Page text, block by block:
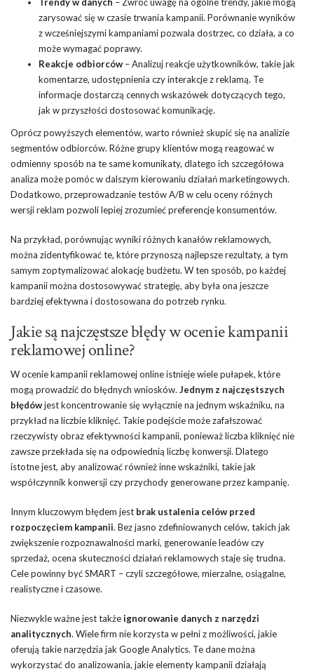
zarysować się w czasie trwania kampanii. Porównanie wyników
z wcześniejszymi kampaniami pozwala dostrzec, co działa, a co
może wymagać poprawy.
Reakcje odbiorców – Analizuj reakcje użytkowników, takie jak
komentarze, udostępnienia czy interakcje z reklamą. Te
informacje dostarczą cennych wskazówek dotyczących tego,
jak w przyszłości dostosować komunikację.
Oprócz powyższych elementów, warto również skupić się na analizie
segmentów odbiorców. Różne grupy klientów mogą reagować w
odmienny sposób na te same komunikaty, dlatego ich szczegółowa
analiza może pomóc w dalszym kierowaniu działań marketingowych.
Dodatkowo, przeprowadzanie testów A/B w celu oceny różnych
wersji reklam pozwoli lepiej zrozumieć preferencje konsumentów.
Na przykład, porównując wyniki różnych kanałów reklamowych,
można zidentyfikować te, które przynoszą najlepsze rezultaty, a tym
samym zoptymalizować alokację budżetu. W ten sposób, po każdej
kampanii można dostosowywać strategię, aby była ona jeszcze
bardziej efektywna i dostosowana do potrzeb rynku.
Jakie są najczęstsze błędy w ocenie kampanii
reklamowej online?
W ocenie kampanii reklamowej online istnieje wiele pułapek, które
mogą prowadzić do błędnych wniosków. Jednym z najczęstszych
błędówjest koncentrowanie się wyłącznie na jednym wskaźniku, na
przykład na liczbie kliknięć. Takie podejście może zafałszować
rzeczywisty obraz efektywności kampanii, ponieważ liczba kliknięć nie
zawsze przekłada się na odpowiednią liczbę konwersji. Dlatego
istotne jest, aby analizować również inne wskaźniki, takie jak
współczynnik konwersji czy przychody generowane przez kampanię.
Innym kluczowym błędem jest brak ustalenia celów przed
rozpoczęciem kampanii. Bez jasno zdefiniowanych celów, takich jak
zwiększenie rozpoznawalności marki, generowanie leadów czy
sprzedaż, ocena skuteczności działań reklamowych staje się trudna.
Cele powinny być SMART – czyli szczegółowe, mierzalne, osiągalne,
realistyczne i czasowe.
Niezwykle ważne jest takżeignorowanie danych z narzędzi
analitycznych. Wiele firm nie korzysta w pełni z możliwości, jakie
oferują takie narzędzia jak Google Analytics. Te dane można
wykorzystać do analizowania, jakie elementy kampanii działają